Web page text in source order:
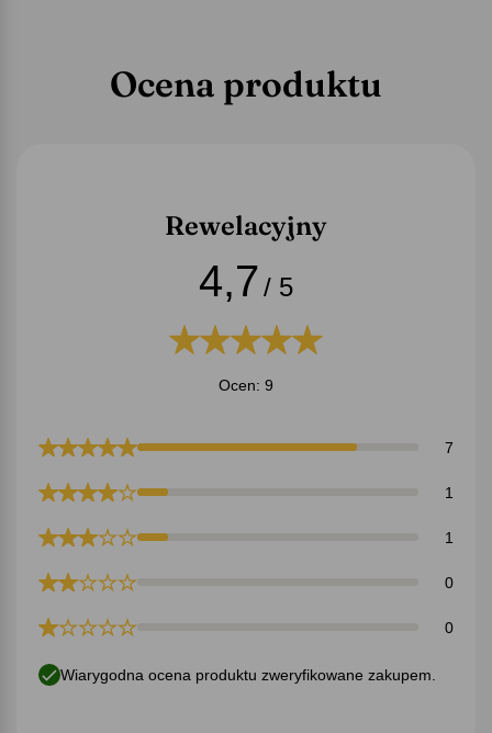
Ocena produktu
Rewelacyjny
4,7/ 5
Ocen: 9
7
1
1
0
0
Wiarygodna ocena produktu zweryfikowane zakupem.